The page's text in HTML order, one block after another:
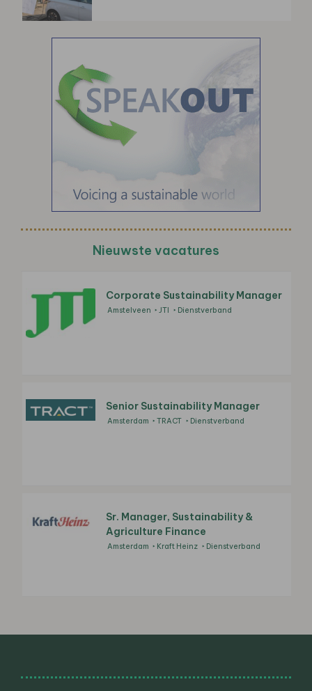
Nieuwste vacatures
Corporate Sustainability Manager
Amstelveen JTI Dienstverband
Senior Sustainability Manager
Amsterdam TRACT Dienstverband
Sr. Manager, Sustainability &
Agriculture Finance
Amsterdam Kraft Heinz Dienstverband